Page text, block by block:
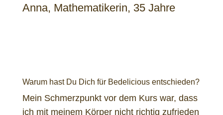
Anna, Mathematikerin, 35 Jahre
Warum hast Du Dich für Bedelicious entschieden?
Mein Schmerzpunkt vor dem Kurs war, dass
ich mit meinem Körper nicht richtig zufrieden